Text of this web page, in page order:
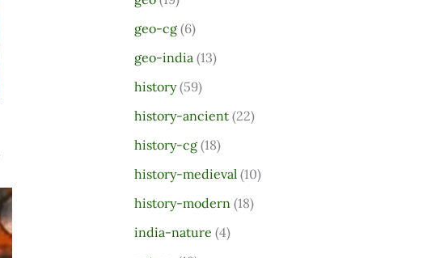
geo-cg(6)
geo-india (13)
history(59)
history-ancient(22)
history-cg(18)
history-medieval (10)
history-modern (18)
india-nature (4)